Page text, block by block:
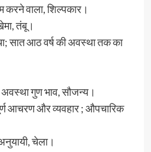
करने वाला, शिल्पकार।
तंबू।
सात आठ वर्ष की अवस्था तक का
अवस्था गुण भाव, सौजन्य।
आचरण और व्यवहार ; औपचारिक
चेला।